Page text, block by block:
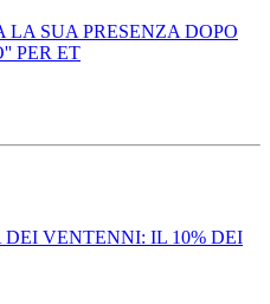
SUA PRESENZA DOPO
PER ET
VENTENNI: IL 10% DEI